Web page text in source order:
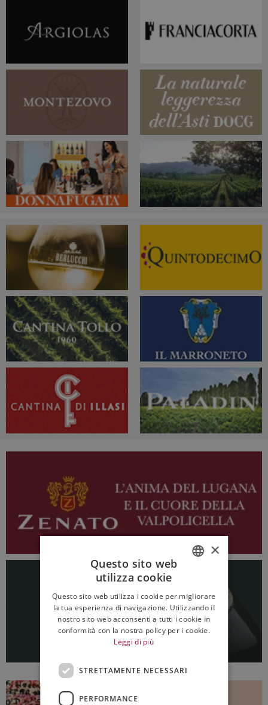
ENGLISH
×
Questo sito web
utilizza cookie
Questo sito web utilizza i cookie per migliorare
la tua esperienza di navigazione. Utilizzando il
nostro sito web acconsenti a tutti i cookie in
conformità con la nostra policy per i cookie.
Leggi di più
STRETTAMENTE NECESSARI
PERFORMANCE